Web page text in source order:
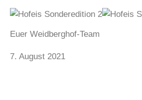
Euer Weidberghof-Team
7. August 2021